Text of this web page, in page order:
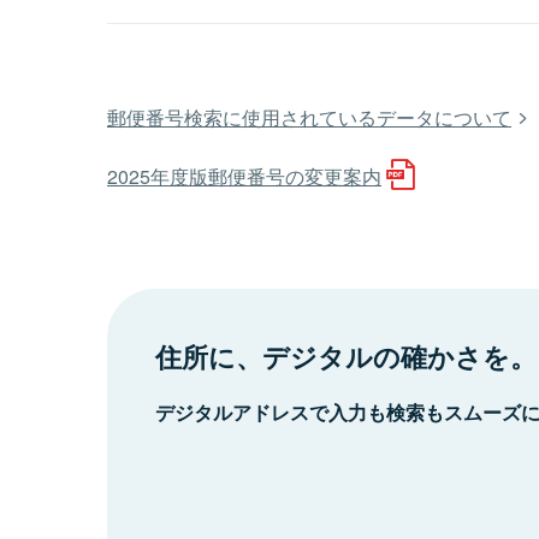
郵便番号検索に使用されているデータについて
2025年度版郵便番号の変更案内
住所に、デジタルの確かさを。
デジタルアドレスで入力も検索もスムーズ